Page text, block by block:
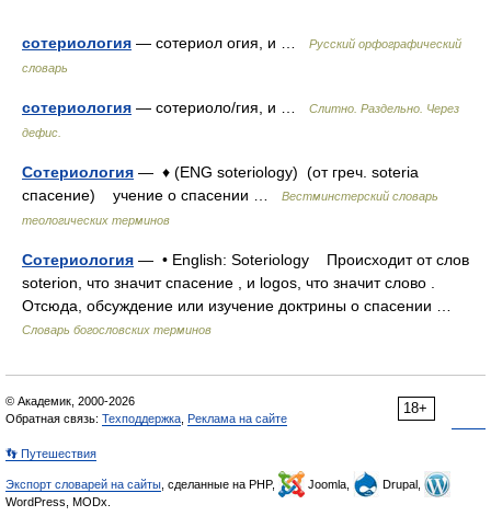
сотериология — сотериол огия, и …
Русский орфографический
словарь
сотериология — сотериоло/гия, и …
Слитно. Раздельно. Через
дефис.
Сотериология — ♦ (ENG soteriology) (от греч. soteria
спасение) учение о спасении …
Вестминстерский словарь
теологических терминов
Сотериология — • English: Soteriology Происходит от слов
soterion, что значит спасение , и logos, что значит слово .
Отсюда, обсуждение или изучение доктрины о спасении …
Словарь богословских терминов
18+
© Академик, 2000-2026
Обратная связь: Техподдержка Реклама на сайте
👣 Путешествия
Экспорт словарей на сайты , сделанные на PHP, Joomla,
Drupal,
WordPress, MODx.